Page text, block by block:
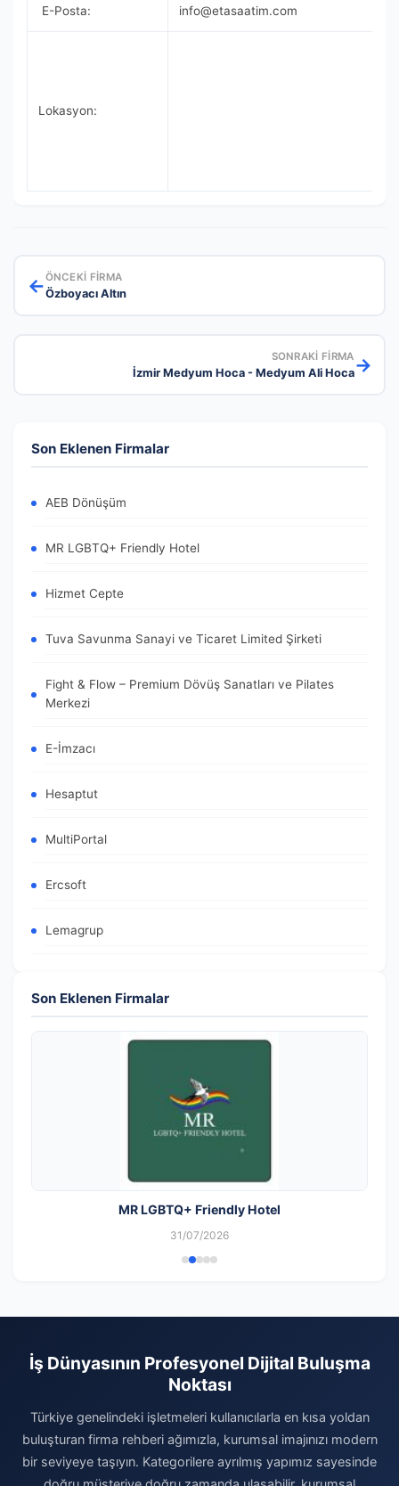
E-Posta: info@etasaatim.com
Lokasyon:
←ÖNCEKI FIRMA
Özboyacı Altın
SONRAKI FIRMA
İzmir Medyum Hoca - Medyum Ali Hoca→
Son Eklenen Firmalar
AEB Dönüşüm
MR LGBTQ+ Friendly Hotel
Hizmet Cepte
Tuva Savunma Sanayi ve Ticaret Limited Şirketi
Fight & Flow – Premium Dövüş Sanatları ve Pilates
Merkezi
E-İmzacı
Hesaptut
MultiPortal
Ercsoft
Lemagrup
Son Eklenen Firmalar
MR LGBTQ+ Friendly Hotel
31/07/2026
İş Dünyasının Profesyonel Dijital Buluşma
Noktası
Türkiye genelindeki işletmeleri kullanıcılarla en kısa yoldan
buluşturan firma rehberi ağımızla, kurumsal imajınızı modern
bir seviyeye taşıyın. Kategorilere ayrılmış yapımız sayesinde